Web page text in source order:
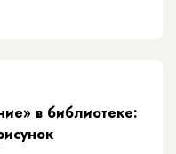
в библиотеке: